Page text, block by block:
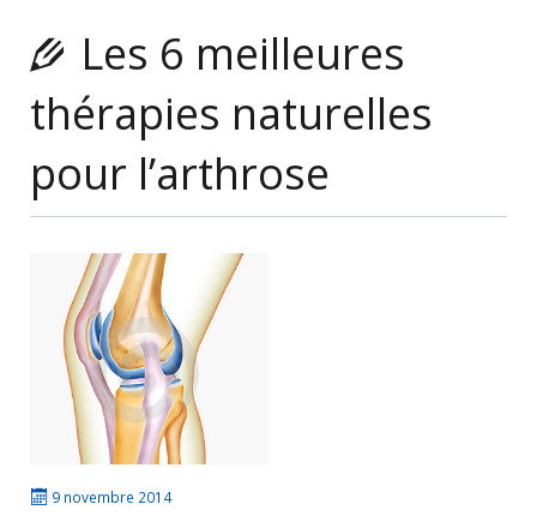
Les 6 meilleures
thérapies naturelles
pour l’arthrose
9 novembre 2014